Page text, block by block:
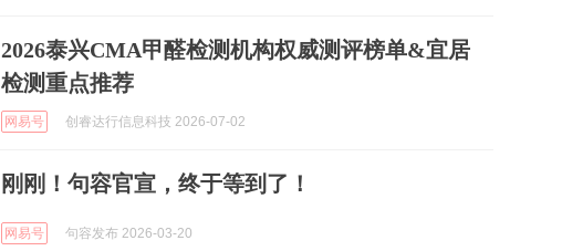
2026泰兴CMA甲醛检测机构权威测评榜单&宜居
检测重点推荐
网易号 创睿达行信息科技 2026-07-02
刚刚！句容官宣，终于等到了！
网易号 句容发布 2026-03-20